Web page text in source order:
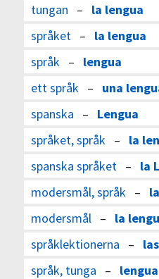
tungan – la lengua
språket– la lengua
språk– lengua
ett språk– una
spanska – Lengua
språket, språk– la
spanska språket– la
modersmål, språk–
modersmål– la
språklektionerna –
språk, tunga – lengua